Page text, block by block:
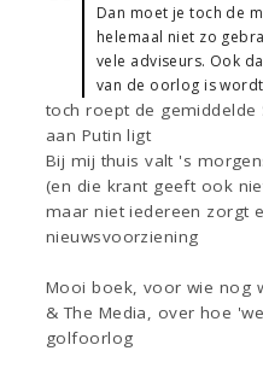
Dan moet je toch de
helemaal niet zo
vele adviseurs. Ook
van de oorlog is
toch roept de gemiddelde
aan Putin ligt
Bij mij thuis valt 's
(en die krant geeft ook
maar niet iedereen zorgt
nieuwsvoorziening
Mooi boek, voor wie nog
& The Media, over hoe
golfoorlog